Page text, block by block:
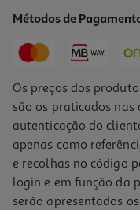
Métodos de
Os preços dos
são os praticados
autenticação do
apenas como
e recolhas no código
login e em função da
serão apresentados